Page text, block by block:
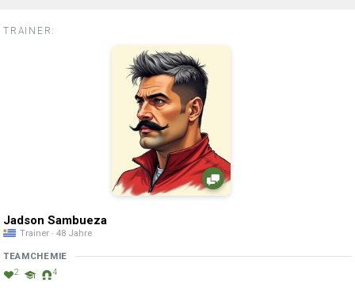
TRAINER:
Jadson Sambueza
Trainer · 48 Jahre
TEAMCHEMIE
2 4